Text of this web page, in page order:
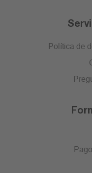
Política de